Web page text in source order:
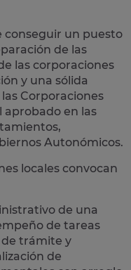
conseguir un puesto
de las
las corporaciones
y una sólida
Corporaciones
aprobado en las
Autonómicos.
locales convocan
de una
de tareas
trámite y
de